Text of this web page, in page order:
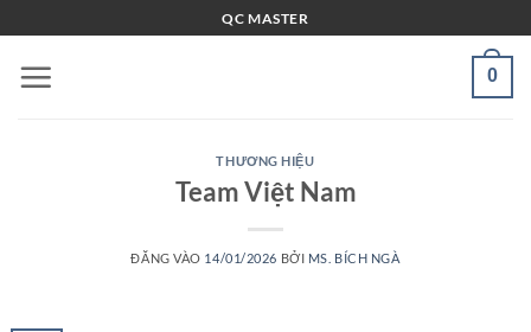
qua
nội
QC MASTER
0
THƯƠNG HIỆU
Team Việt Nam
ĐĂNG VÀO 14/01/2026 BỞI MS. BÍCH NGÀ